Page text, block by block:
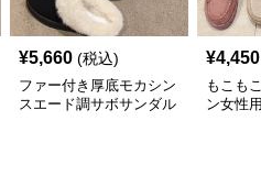
¥5,660 (税込)
ファー付き厚底モカシン
スエード調サボサンダル
¥4,450
もこも
ン女性